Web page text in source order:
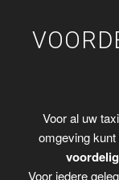
Voor al uw
omgeving
Voor iedere